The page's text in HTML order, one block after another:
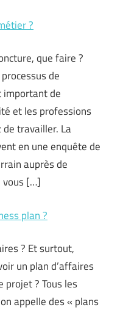
?
que faire ?
de
important de
et les professions
travailler. La
en une enquête de
auprès de
vous […]
plan ?
? Et surtout,
un plan d’affaires
? Tous les
appelle des « plans